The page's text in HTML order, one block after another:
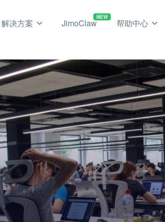
解决方案 JimoClaw
NEW
帮助中心